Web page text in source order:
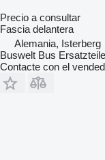
Precio a consultar
Fascia delantera
Alemania, Isterberg
Buswelt Bus Ersatzteile
Contacte con el